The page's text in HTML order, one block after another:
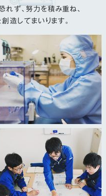
れず、努力を積み重ね、
造してまいります。